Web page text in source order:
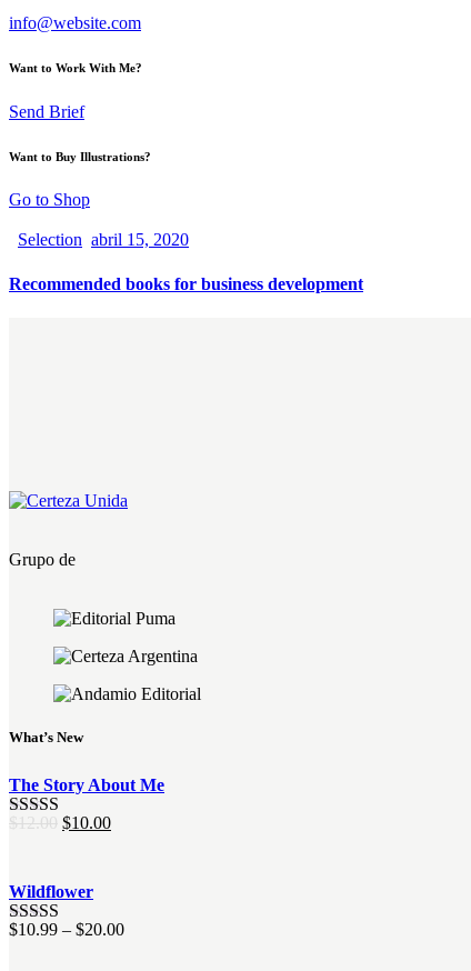
info@website.com
Want to Work With Me?
Send Brief
Want to Buy Illustrations?
Go to Shop
Selection abril 15, 2020
Recommended books for business development
Grupo de
What’s New
The Story About Me
Valorado
$12.00 El
$12.00.
$10.00El
Wildflower
Valorado
$10.99 – $20.00